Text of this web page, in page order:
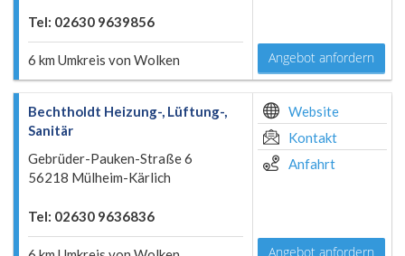
Tel: 02630 9639856
6 km Umkreis von Wolken Angebot anfordern
Bechtholdt Heizung-, Lüftung-,
Sanitär
Gebrüder-Pauken-Straße 6
56218 Mülheim-Kärlich
Tel: 02630 9636836
Website
Kontakt
Anfahrt
Angebot anfordern